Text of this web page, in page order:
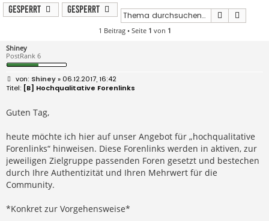
Gesperrt Gesperrt Suche
1 Beitrag • Seite 1 von 1
Shiney
PostRank 6
B
e
i
r
a
Shiney» 06.12.2017, 16:42
[B] Hochqualitative Forenlinks
Guten Tag,
heute möchte ich hier auf unser Angebot für „hochqualitative
Forenlinks“ hinweisen. Diese Forenlinks werden in aktiven, zur
jeweiligen Zielgruppe passenden Foren gesetzt und bestechen
durch Ihre Authentizität und Ihren Mehrwert für die
Community.
*Konkret zur Vorgehensweise*